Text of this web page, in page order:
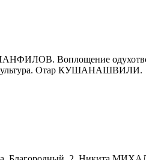
Воплощение
культура. Отар КУШАНАШВИЛИ.